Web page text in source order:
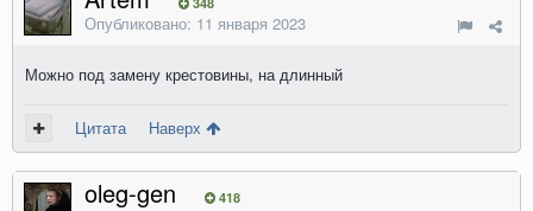
Опубликовано: 11 января 2023
Можно под замену крестовины, на длинный
Цитата Наверх
oleg-gen 418